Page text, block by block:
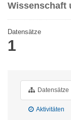
Wissenschaft
Datensätze
1
Datensätze
Aktivitäten